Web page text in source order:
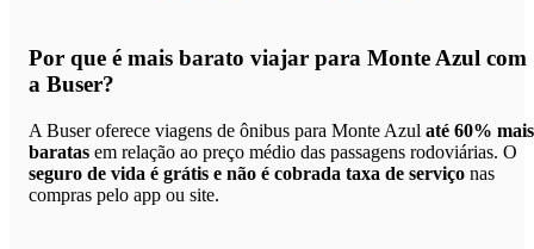
Por que é mais barato viajar para Monte Azul com
a Buser?
A Buser oferece viagens de ônibus para Monte Azul até 60% mais
baratas em relação ao preço médio das passagens rodoviárias. O
seguro de vida é grátis e não é cobrada taxa de serviço nas
compras pelo app ou site.